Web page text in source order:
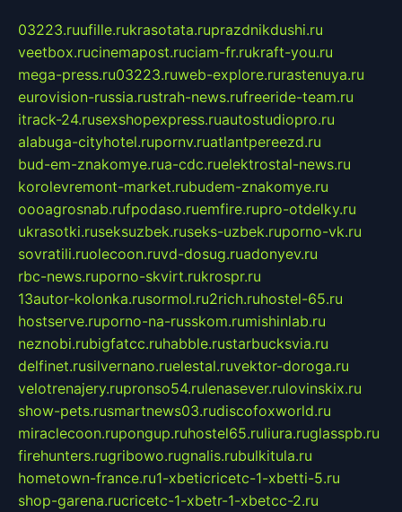
03223.ruufille.rukrasotata.ruprazdnikdushi.ru
veetbox.rucinemapost.ruciam-fr.rukraft-you.ru
mega-press.ru03223.ruweb-explore.rurastenuya.ru
eurovision-russia.rustrah-news.rufreeride-team.ru
itrack-24.rusexshopexpress.ruautostudiopro.ru
alabuga-cityhotel.rupornv.ruatlantpereezd.ru
bud-em-znakomye.rua-cdc.ruelektrostal-news.ru
korolevremont-market.rubudem-znakomye.ru
oooagrosnab.rufpodaso.ruemfire.rupro-otdelky.ru
ukrasotki.ruseksuzbek.ruseks-uzbek.ruporno-vk.ru
sovratili.ruolecoon.ruvd-dosug.ruadonyev.ru
rbc-news.ruporno-skvirt.rukrospr.ru
13autor-kolonka.rusormol.ru2rich.ruhostel-65.ru
hostserve.ruporno-na-russkom.rumishinlab.ru
neznobi.rubigfatcc.ruhabble.rustarbucksvia.ru
delfinet.rusilvernano.ruelestal.ruvektor-doroga.ru
velotrenajery.rupronso54.rulenasever.rulovinskix.ru
show-pets.rusmartnews03.rudiscofoxworld.ru
miraclecoon.rupongup.ruhostel65.ruliura.ruglasspb.ru
firehunters.rugribowo.rugnalis.rubulkitula.ru
hometown-france.ru1-xbeticricetc-1-xbetti-5.ru
shop-garena.rucricetc-1-xbetr-1-xbetcc-2.ru